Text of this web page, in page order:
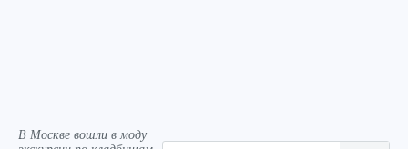
В Москве вошли в моду